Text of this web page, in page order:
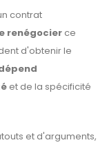
contrat
renégocier ce
d'obtenir le
et de la spécificité
et d'arguments,